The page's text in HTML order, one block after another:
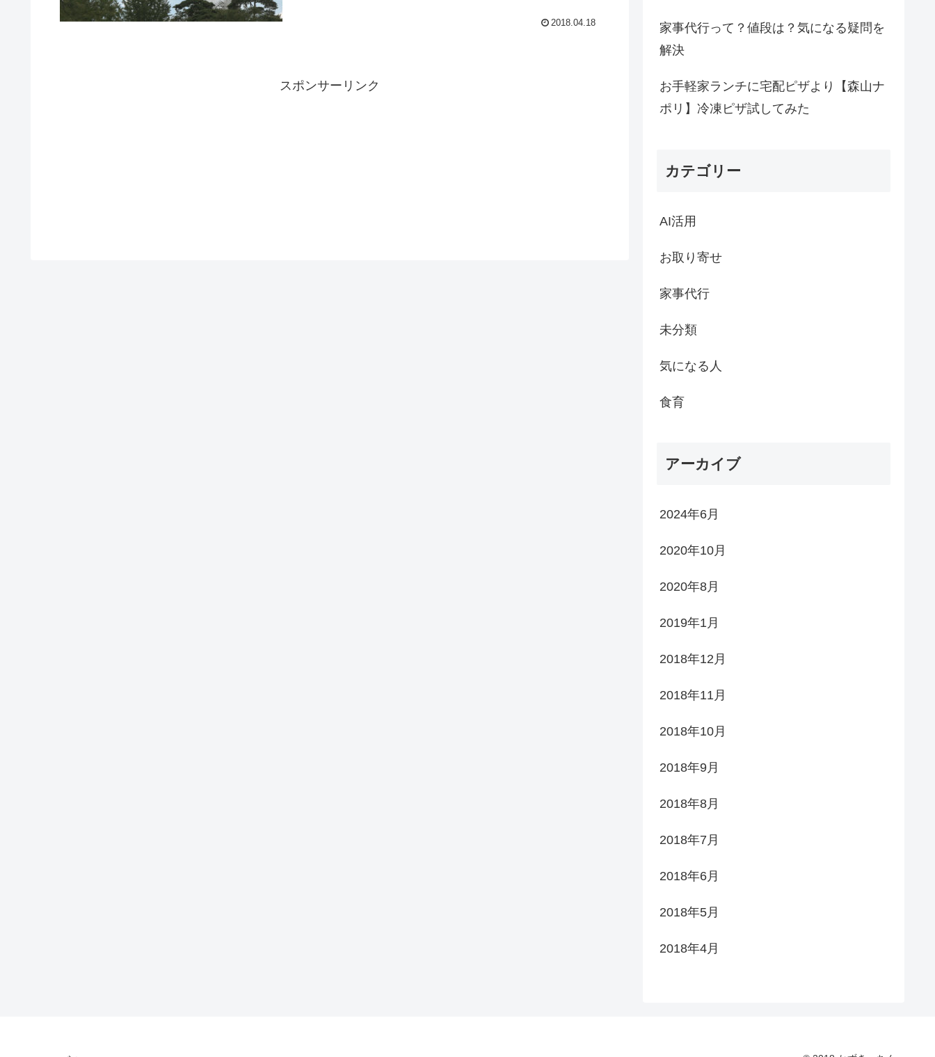
2018.04.18
スポンサーリンク
家事代行って？値段は？気になる疑問を
解決
お手軽家ランチに宅配ピザより【森山ナ
ポリ】冷凍ピザ試してみた
カテゴリー
AI活用
お取り寄せ
家事代行
未分類
気になる人
食育
アーカイブ
2024年6月
2020年10月
2020年8月
2019年1月
2018年12月
2018年11月
2018年10月
2018年9月
2018年8月
2018年7月
2018年6月
2018年5月
2018年4月